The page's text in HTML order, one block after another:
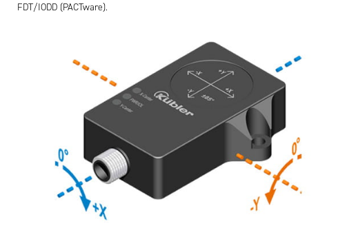
FDT/IODD (PACTware).